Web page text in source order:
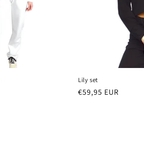
Lily set
Normale
€59,95 EUR